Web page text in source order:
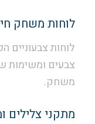
לוחות משחק
לוחות צבעוניים
צבעים ומשימות
משחק.
מתקני צלילים